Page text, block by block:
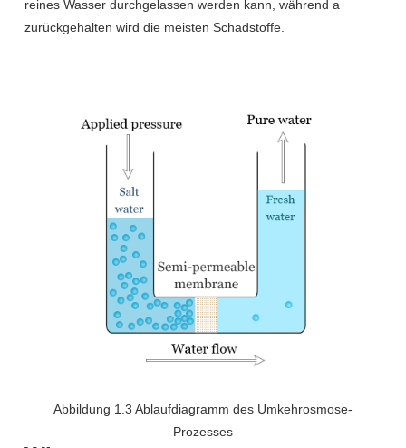
reines Wasser durchgelassen werden kann, während a
zurückgehalten wird die meisten Schadstoffe.
Abbildung 1.3 Ablaufdiagramm des Umkehrosmose-
Prozesses